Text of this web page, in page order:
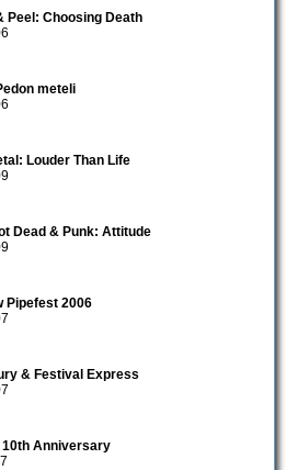
Peel: Choosing Death
meteli
Louder Than Life
Dead & Punk: Attitude
Pipefest 2006
& Festival Express
10th Anniversary